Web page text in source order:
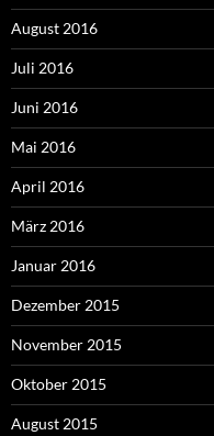
August 2016
Juli 2016
Juni 2016
Mai 2016
April 2016
März 2016
Januar 2016
Dezember 2015
November 2015
Oktober 2015
August 2015